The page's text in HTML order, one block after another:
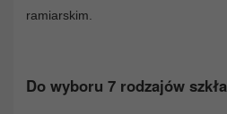
ramiarskim.
Do wyboru 7 rodzajów szkła